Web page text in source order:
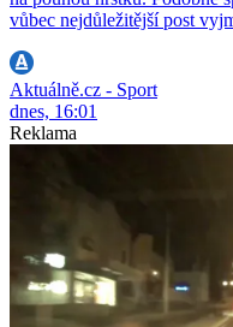
vůbec nejdůležitější post
Aktuálně.cz - Sport
dnes, 16:01
Reklama